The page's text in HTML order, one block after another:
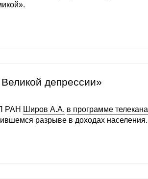
депрессии»
РАН Широв А.А. в программе
разрыве в доходах населения.